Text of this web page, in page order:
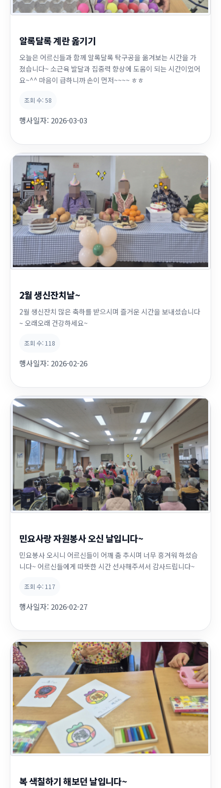
알록달록 계란 옮기기
오늘은 어르신들과 함께 알록달록 탁구공을 옮겨보는 시간을 가
졌습니다~ 소근육 발달과 집중력 향상에 도움이 되는 시간이었어
요~^^ 마음이 급하니까 손이 먼저~~~~ ㅎㅎ
조회 수:58
행사일자: 2026-03-03
2월 생신잔치날~
2월 생신잔치 많은 축하를 받으시며 즐거운 시간을 보내셨습니다
~ 오래오래 건강하세요~
조회 수: 118
행사일자: 2026-02-26
민요사랑 자원봉사 오신 날입니다~
민요봉사 오시니 어르신들이 어깨 춤 추시며 너무 흥겨워 하셨습
니다~ 어르신들에게 따뜻한 시간 선사해주셔서 감사드립니다~
조회 수: 117
행사일자: 2026-02-27
복 색칠하기 해보던 날입니다~